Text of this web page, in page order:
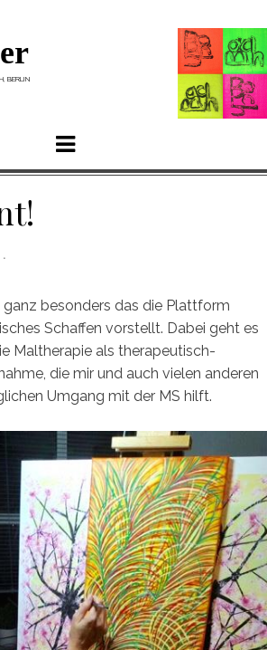
BERLIN
Menu
ganz besonders das die Plattform
Schaffen vorstellt. Dabei geht es
Maltherapie als therapeutisch-
die mir und auch vielen anderen
Umgang mit der MS hilft.